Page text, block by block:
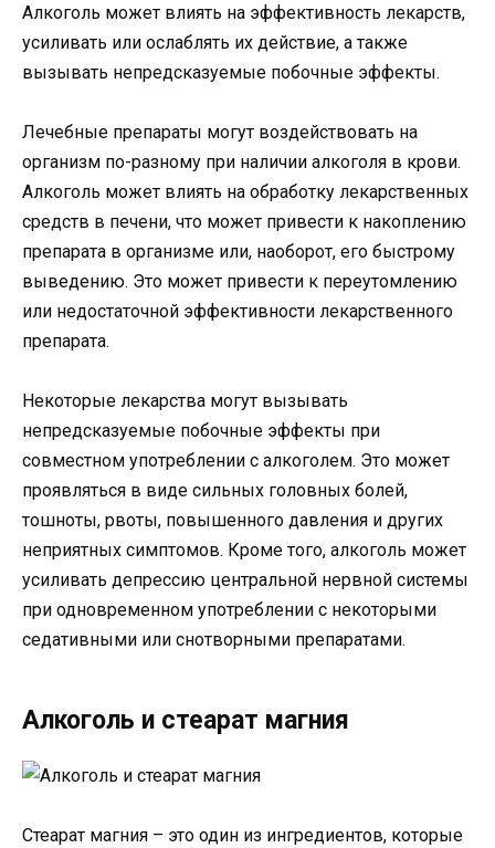
Алкоголь может влиять на эффективность лекарств,
усиливать или ослаблять их действие, а также
вызывать непредсказуемые побочные эффекты.
Лечебные препараты могут воздействовать на
организм по-разному при наличии алкоголя в крови.
Алкоголь может влиять на обработку лекарственных
средств в печени, что может привести к накоплению
препарата в организме или, наоборот, его быстрому
выведению. Это может привести к переутомлению
или недостаточной эффективности лекарственного
препарата.
Некоторые лекарства могут вызывать
непредсказуемые побочные эффекты при
совместном употреблении с алкоголем. Это может
проявляться в виде сильных головных болей,
тошноты, рвоты, повышенного давления и других
неприятных симптомов. Кроме того, алкоголь может
усиливать депрессию центральной нервной системы
при одновременном употреблении с некоторыми
седативными или снотворными препаратами.
Алкоголь и стеарат магния
Стеарат магния – это один из ингредиентов, которые